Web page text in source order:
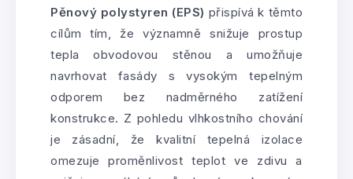
Pěnový polystyren (EPS) přispívá k těmto
cílům tím, že významně snižuje prostup
tepla obvodovou stěnou a umožňuje
navrhovat fasády s vysokým tepelným
odporem bez nadměrného zatížení
konstrukce. Z pohledu vlhkostního chování
je zásadní, že kvalitní tepelná izolace
omezuje proměnlivost teplot ve zdivu a